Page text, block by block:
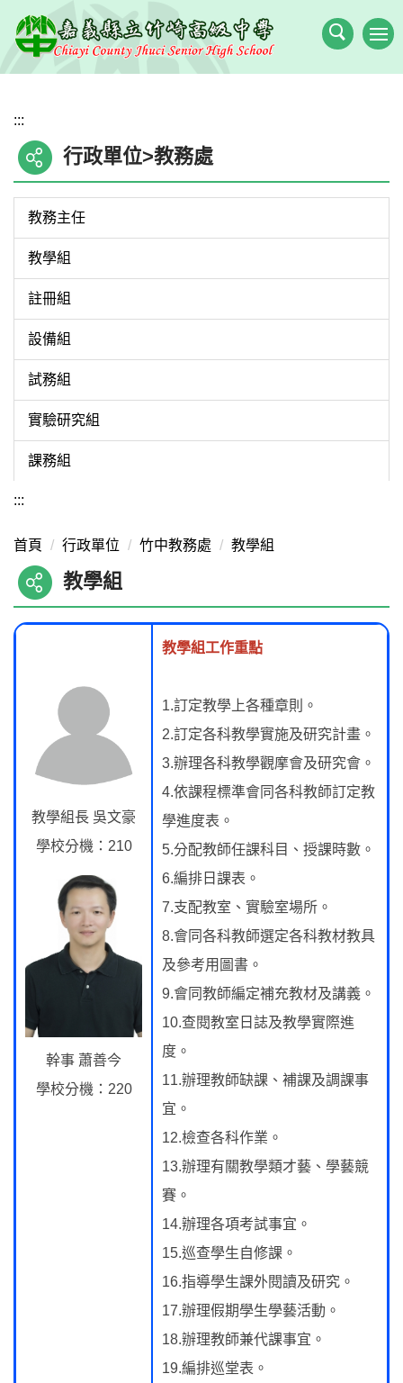
到
主
要
容
區
:::
行政單位>教務處
教務主任
教學組
註冊組
設備組
試務組
實驗研究組
課務組
:::
首頁 行政單位 竹中教務處 教學組
教學組
教學組長 吳文豪
學校分機：210
幹事 蕭善今
學校分機：220
教學組工作重點
1.訂定教學上各種章則。
2.訂定各科教學實施及研究計畫。
3.辦理各科教學觀摩會及研究會。
4.依課程標準會同各科教師訂定教
學進度表。
5.分配教師任課科目、授課時數。
6.編排日課表。
7.支配教室、實驗室場所。
8.會同各科教師選定各科教材教具
及參考用圖書。
9.會同教師編定補充教材及講義。
10.查閱教室日誌及教學實際進
度。
11.辦理教師缺課、補課及調課事
宜。
12.檢查各科作業。
13.辦理有關教學類才藝、學藝競
賽。
14.辦理各項考試事宜。
15.巡查學生自修課。
16.指導學生課外閱讀及研究。
17.辦理假期學生學藝活動。
18.辦理教師兼代課事宜。
19.編排巡堂表。